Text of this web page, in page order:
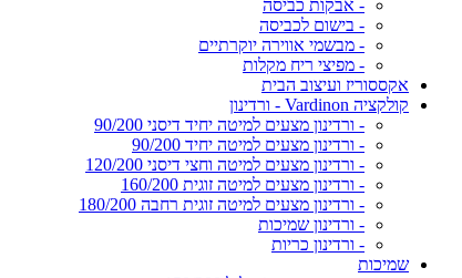
- אבקות כביסה
- בישום לכביסה
- מבשמי אווירה יוקרתיים
- מפיצי ריח מקלות
אקססוריז ועיצוב הבית
קולקציה Vardinon - ורדינון
- ורדינון מצעים למיטה יחיד דיסני 90/200
- ורדינון מצעים למיטה יחיד 90/200
- ורדינון מצעים למיטה וחצי דיסני 120/200
- ורדינון מצעים למיטה זוגית 160/200
- ורדינון מצעים למיטה זוגית רחבה 180/200
- ורדינון שמיכות
- ורדינון כריות
שמיכות